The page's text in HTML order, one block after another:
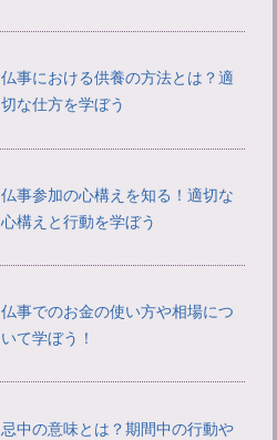
仏事における供養の方法とは？適
切な仕方を学ぼう
仏事参加の心構えを知る！適切な
心構えと行動を学ぼう
仏事でのお金の使い方や相場につ
いて学ぼう！
忌中の意味とは？期間中の行動や